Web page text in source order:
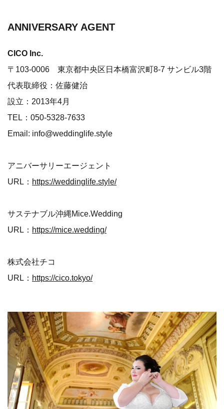
ANNIVERSARY AGENT
CICO Inc.
〒103-0006 東京都中央区日本橋富沢町8-7 サンビル3階
代表取締役：佐藤健治
設立：2013年4⽉
TEL：050-5328-7633
Email: info@weddinglife.style
アニバーサリーエージェント
URL： https://weddinglife.style/
サステナブル沖縄Mice.Wedding
URL： https://mice.wedding/
株式会社チコ
URL： https://cico.tokyo/